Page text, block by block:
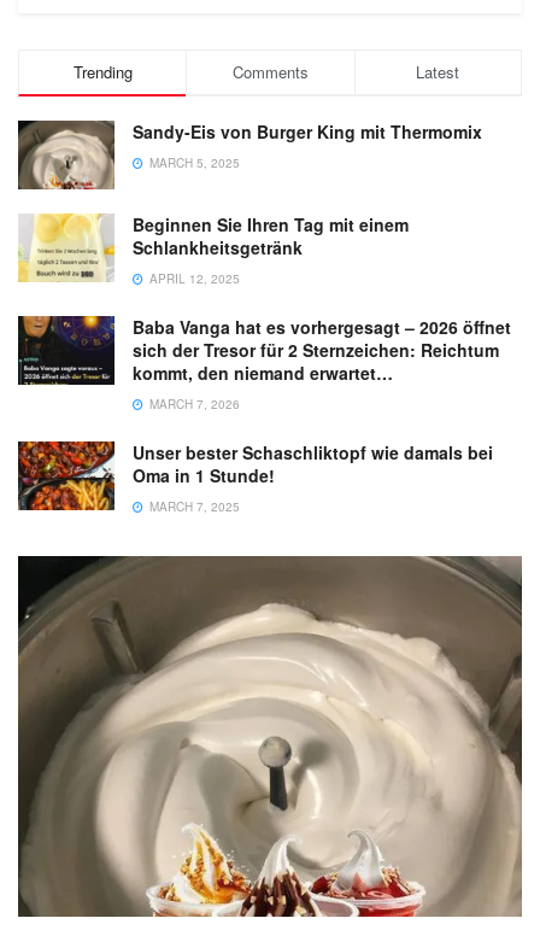
Trending Comments Latest
Sandy-Eis von Burger King mit Thermomix
MARCH 5, 2025
Beginnen Sie Ihren Tag mit einem
Schlankheitsgetränk
APRIL 12, 2025
Baba Vanga hat es vorhergesagt – 2026 öffnet
sich der Tresor für 2 Sternzeichen: Reichtum
kommt, den niemand erwartet…
MARCH 7, 2026
Unser bester Schaschliktopf wie damals bei
Oma in 1 Stunde!
MARCH 7, 2025